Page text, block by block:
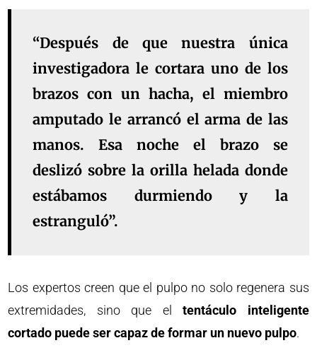
“Después de que nuestra única
investigadora le cortara uno de los
brazos con un hacha, el miembro
amputado le arrancó el arma de las
manos. Esa noche el brazo se
deslizó sobre la orilla helada donde
estábamos durmiendo y la
estranguló”.
Los expertos creen que el pulpo no solo regenera sus
extremidades, sino que eltentáculo inteligente
cortado puede ser capaz de formar un nuevo pulpo.